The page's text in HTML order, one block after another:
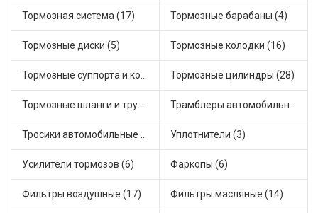
Тормозная система (17) Тормозные барабаны (4)
Тормозные диски (5) Тормозные колодки (16)
Тормозные суппорта и комплектующие (3) Тормозные цилиндры (28)
Тормозные шланги и трубки (7) Трамблеры автомобильные (18)
Тросики автомобильные (18) Уплотнители (3)
Усилители тормозов (6) Фаркопы (6)
Фильтры воздушные (17) Фильтры масляные (14)